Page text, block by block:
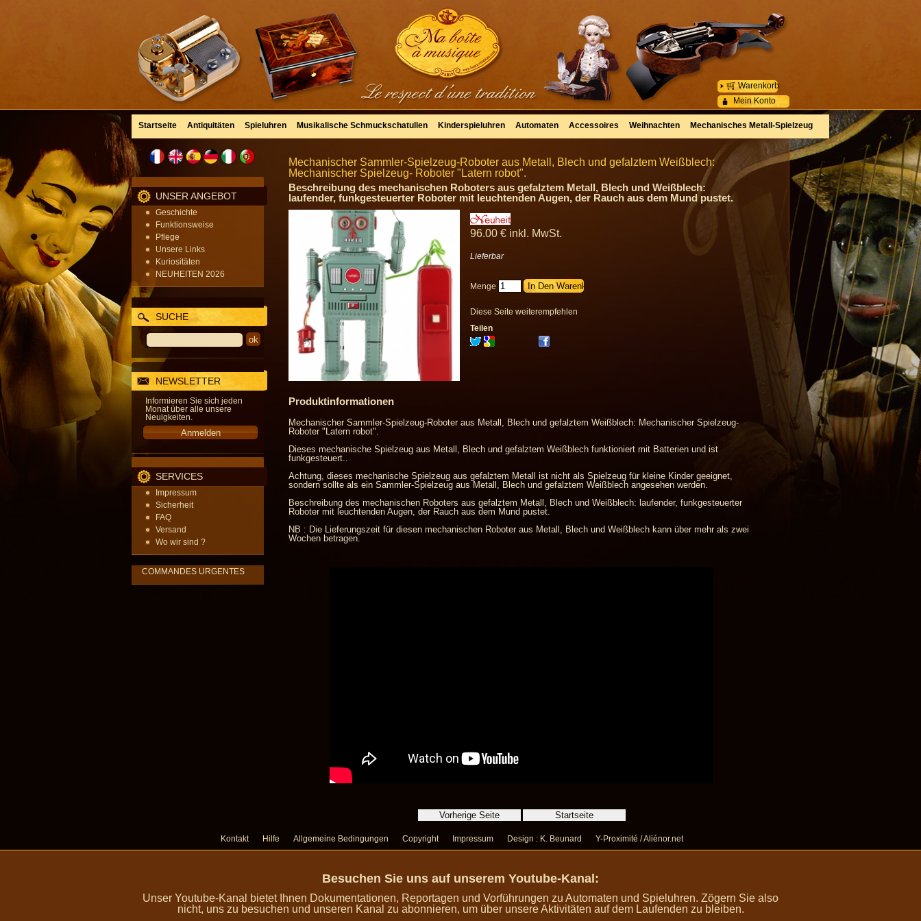
Mein Konto
Warenkorb
Startseite Antiquitäten Spieluhren Musikalische Schmuckschatullen Kinderspieluhren Automaten Accessoires Weihnachten Mechanisches Metall-Spielzeug
UNSER ANGEBOT
Geschichte
Funktionsweise
Pflege
Unsere Links
Kuriositäten
NEUHEITEN 2026
SUCHE
NEWSLETTER
Informieren Sie sich jeden
Monat über alle unsere
Neuigkeiten.
SERVICES
Impressum
Sicherheit
FAQ
Versand
Wo wir sind ?
COMMANDES URGENTES
Mechanischer Sammler-Spielzeug-Roboter aus Metall, Blech und gefalztem Weißblech:
Mechanischer Spielzeug- Roboter "Latern robot".
Beschreibung des mechanischen Roboters aus gefalztem Metall, Blech und Weißblech:
laufender, funkgesteuerter Roboter mit leuchtenden Augen, der Rauch aus dem Mund pustet.
96.00 € inkl. MwSt.
Lieferbar
Menge
Diese Seite weiterempfehlen
Teilen
Produktinformationen
Mechanischer Sammler-Spielzeug-Roboter aus Metall, Blech und gefalztem Weißblech: Mechanischer Spielzeug-
Roboter "Latern robot".
Dieses mechanische Spielzeug aus Metall, Blech und gefalztem Weißblech funktioniert mit Batterien und ist
funkgesteuert..
Achtung, dieses mechanische Spielzeug aus gefalztem Metall ist nicht als Spielzeug für kleine Kinder geeignet,
sondern sollte als ein Sammler-Spielzeug aus Metall, Blech und gefalztem Weißblech angesehen werden.
Beschreibung des mechanischen Roboters aus gefalztem Metall, Blech und Weißblech: laufender, funkgesteuerter
Roboter mit leuchtenden Augen, der Rauch aus dem Mund pustet.
NB : Die Lieferungszeit für diesen mechanischen Roboter aus Metall, Blech und Weißblech kann über mehr als zwei
Wochen betragen.
Kontakt Hilfe Allgemeine Bedingungen Copyright Impressum Design : K. Beunard Y-Proximité / Aliénor.net
Besuchen Sie uns auf unserem Youtube-Kanal:
Unser Youtube-Kanal bietet Ihnen Dokumentationen, Reportagen und Vorführungen zu Automaten und Spieluhren. Zögern Sie also
nicht, uns zu besuchen und unseren Kanal zu abonnieren, um über unsere Aktivitäten auf dem Laufenden zu bleiben.